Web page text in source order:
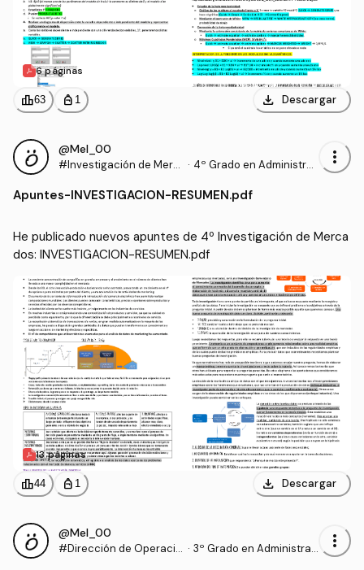
6 páginas
leaderboard63 personal_bag 1 download Descargar
@Mel_00
#Investigación de Merc
· 4º Grado en Administra
esas (UHU)
more_vert
Apuntes-INVESTIGACION-RESUMEN.pdf
He publicado nuevos apuntes de 4º Investigación de Merca
dos: INVESTIGACION-RESUMEN.pdf
13 páginas
leaderboard44 personal_bag 1 download Descargar
@Mel_00
#Dirección de Operacio · 3º Grado en Administrac
more_vert